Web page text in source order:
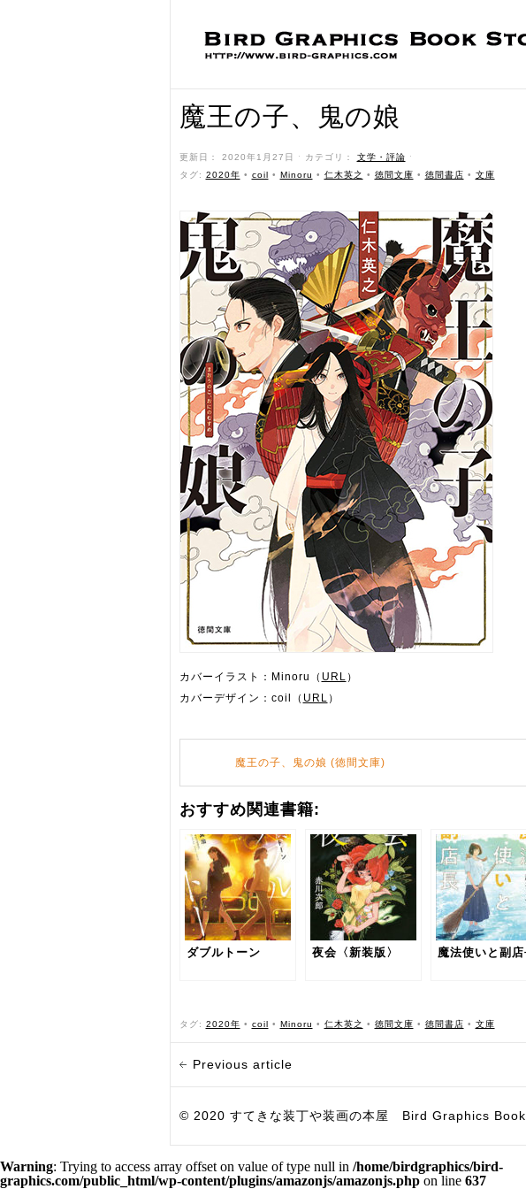
魔王の子、鬼の娘
更新日： 2020年1月27日 ˑ カテゴリ： 文学・評論 ˑ
タグ: 2020年 • coil • Minoru • 仁木英之 • 徳間文庫 • 徳間書店 • 文庫
カバーイラスト：Minoru（ URL ）
カバーデザイン：coil（ URL ）
魔王の子、鬼の娘 (徳間文庫)
おすすめ関連書籍:
ダブルトーン 夜会〈新装版〉 魔法使いと副店
タグ: 2020年 • coil • Minoru • 仁木英之 • 徳間文庫 • 徳間書店 • 文庫
Previous article
© 2020 すてきな装丁や装画の本屋 Bird Graphics
Warning: Trying to access array offset on value of type null in /home/birdgraphics/bird-
graphics.com/public_html/wp-content/plugins/amazonjs/amazonjs.php on line 637